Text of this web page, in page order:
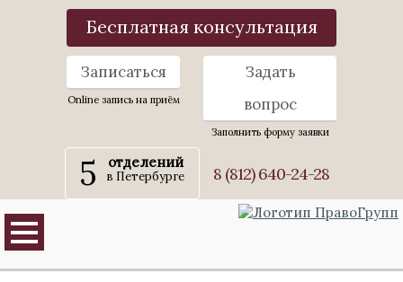
Бесплатная консультация
Записаться
Online запись на приём
Задать
вопрос
Заполнить форму заявки
5 отделений
в Петербурге 8 (812) 640-24-28